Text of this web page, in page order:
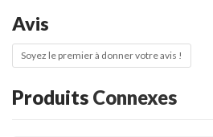
Avis
Soyez le premier à donner votre avis !
Produits Connexes